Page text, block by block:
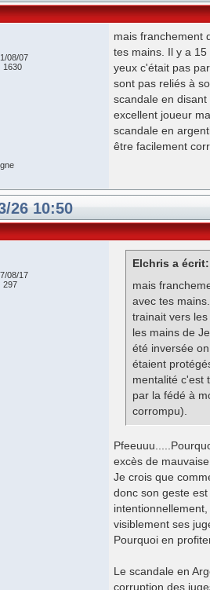
08/07
1630
mais franchement
tes mains. Il y a
yeux c'était pas
sont pas reliés à
scandale en
excellent joueur
scandale en
être facilement
26 10:50
08/17
297
Elchris a écrit:
mais
avec tes
trainait vers
les mains de
été inversée
étaient
mentalité c'est
par la fédé à
corrompu).
excès de
Je crois que
donc son geste
visiblement ses
Pourquoi en
Le scandale en
corruption des